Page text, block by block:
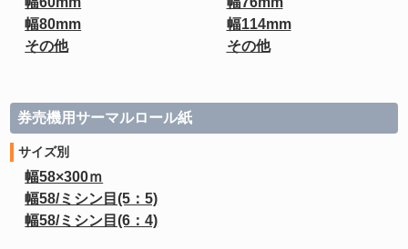
幅80mm
その他
幅114mm
その他
券売機用サーマルロール紙
サイズ別
幅58×300ｍ
幅58/ミシン目(5：5)
幅58/ミシン目(6：4)